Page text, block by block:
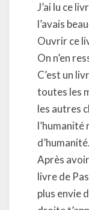
J’ai lu ce
l’avais
Ouvrir ce
On n’en
C’est un
toutes les
les autres
Après
livre de
plus envie